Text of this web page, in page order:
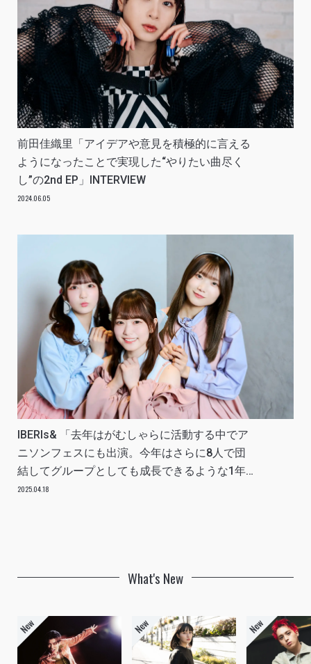
前田佳織里「アイデアや意見を積極的に言える
ようになったことで実現した“やりたい曲尽く
し”の2nd EP」INTERVIEW
2024.06.05
IBERIs& 「去年はがむしゃらに活動する中でア
ニソンフェスにも出演。今年はさらに8人で団
結してグループとしても成長できるような1年
に」INTERVIEW
2025.04.18
What's New